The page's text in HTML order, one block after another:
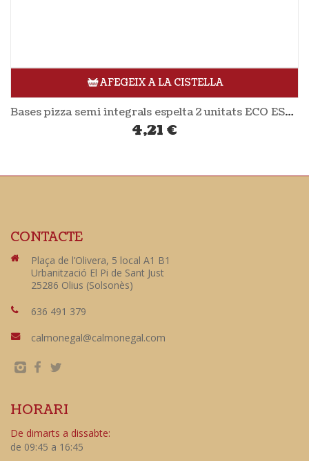
AFEGEIX A LA CISTELLA
Bases pizza semi integrals espelta 2 unitats ECO ESPELTA
4,21 €
CONTACTE
Plaça de l’Olivera, 5 local A1 B1
Urbanització El Pi de Sant Just
25286 Olius (Solsonès)
636 491 379
calmonegal@calmonegal.com
HORARI
De dimarts a dissabte:
de 09:45 a 16:45